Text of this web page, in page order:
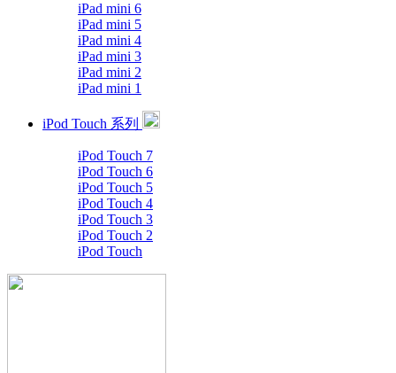
iPad mini 6
iPad mini 5
iPad mini 4
iPad mini 3
iPad mini 2
iPad mini 1
iPod Touch 系列
iPod Touch 7
iPod Touch 6
iPod Touch 5
iPod Touch 4
iPod Touch 3
iPod Touch 2
iPod Touch